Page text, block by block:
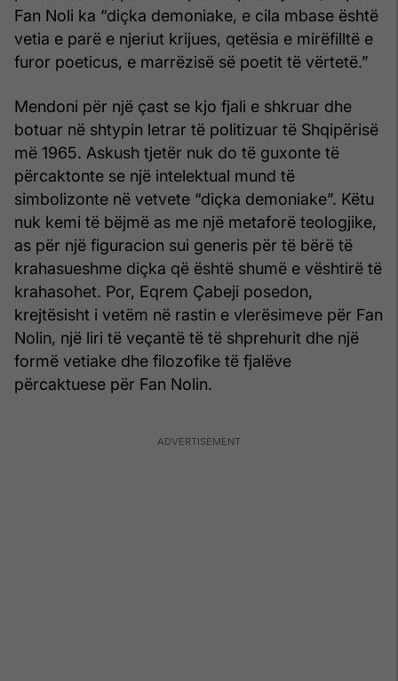
Fan Noli ka “diçka demoniake, e cila mbase është
vetia e parë e njeriut krijues, qetësia e mirëfilltë e
furor poeticus, e marrëzisë së poetit të vërtetë.”
Mendoni për një çast se kjo fjali e shkruar dhe
botuar në shtypin letrar të politizuar të Shqipërisë
më 1965. Askush tjetër nuk do të guxonte të
përcaktonte se një intelektual mund të
simbolizonte në vetvete “diçka demoniake”. Këtu
nuk kemi të bëjmë as me një metaforë teologjike,
as për një figuracion sui generis për të bërë të
krahasueshme diçka që është shumë e vështirë të
krahasohet. Por, Eqrem Çabeji posedon,
krejtësisht i vetëm në rastin e vlerësimeve për Fan
Nolin, një liri të veçantë të të shprehurit dhe një
formë vetiake dhe filozofike të fjalëve
përcaktuese për Fan Nolin.